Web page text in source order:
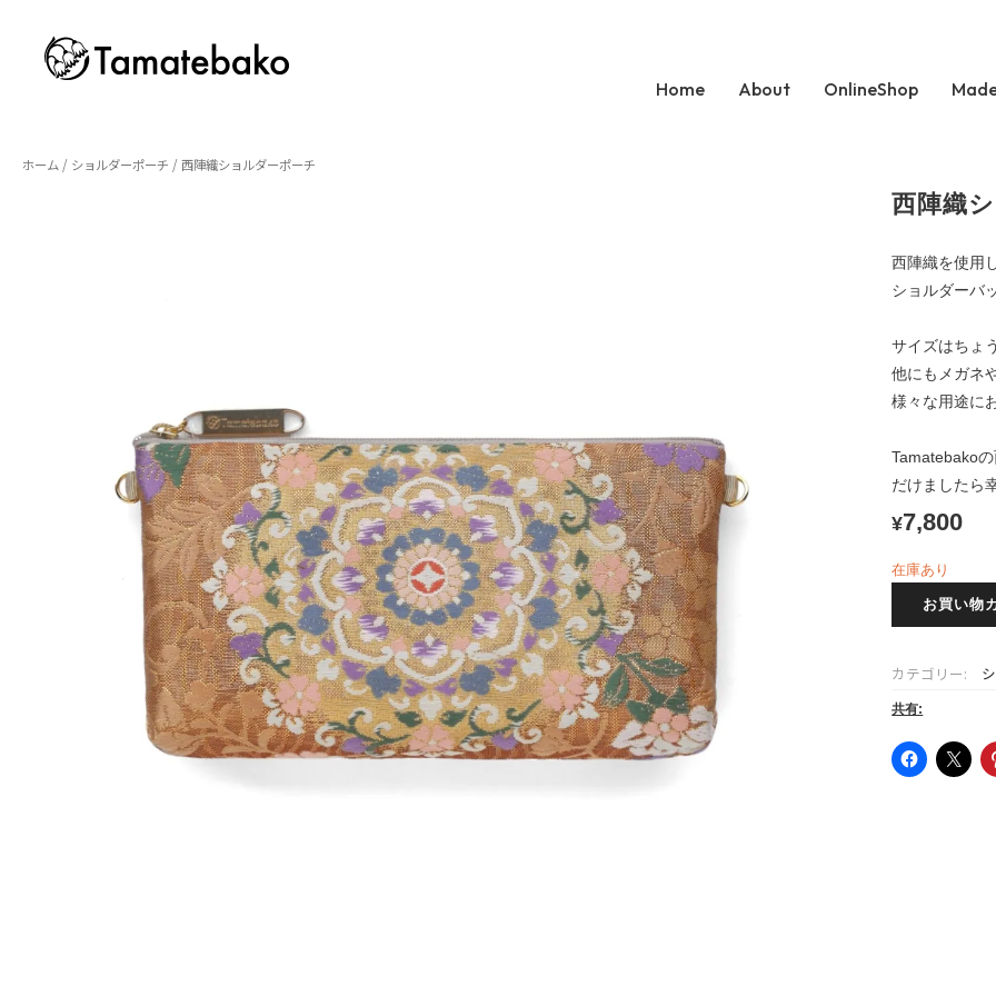
Home About OnlineShop
ホーム / ショルダーポーチ / 西陣織ショルダーポーチ
西陣織
西陣織を使用
ショルダーバ
サイズはちょ
他にもメガネ
様々な用途に
Tamatebako
だけましたら
¥7,800
在庫あり
シ
ョ
ル
ー
ポ
お買い物
カテゴリー:
共有: